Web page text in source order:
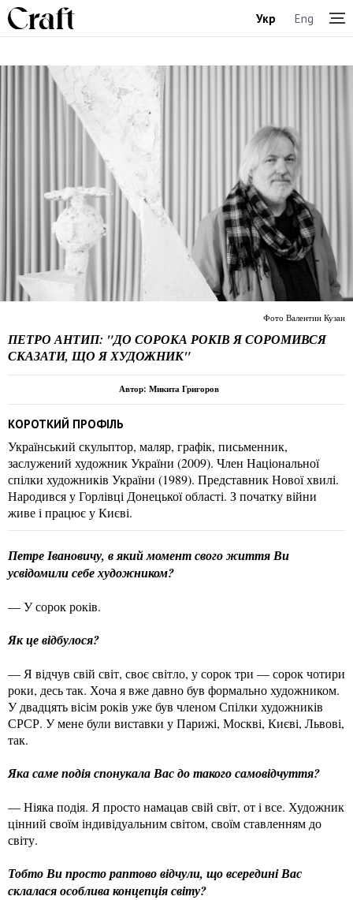
Укр Eng
ПЕТРО АНТИП: "ДО СОРОКА РОКІВ Я СОРОМИВСЯ
СКАЗАТИ, ЩО Я ХУДОЖНИК"
Фото Валентин Кузан
Автор: Микита Григоров
КОРОТКИЙ ПРОФІЛЬ
Український скульптор, маляр, графік, письменник,
заслужений художник України (2009). Член Національної
спілки художників України (1989). Представник Нової хвилі.
Народився у Горлівці Донецької області. З початку війни
живе і працює у Києві.
Петре Івановичу, в який момент свого життя Ви
усвідомили себе художником?
— У сорок років.
Як це відбулося?
— Я відчув свій світ, своє світло, у сорок три — сорок чотири
роки, десь так. Хоча я вже давно був формально художником.
У двадцять вісім років уже був членом Спілки художників
СРСР. У мене були виставки у Парижі, Москві, Києві, Львові,
так.
Яка саме подія спонукала Вас до такого самовідчуття?
— Ніяка подія. Я просто намацав свій світ, от і все. Художник
цінний своїм індивідуальним світом, своїм ставленням до
світу.
Тобто Ви просто раптово відчули, що всередині Вас
склалася особлива концепція світу?